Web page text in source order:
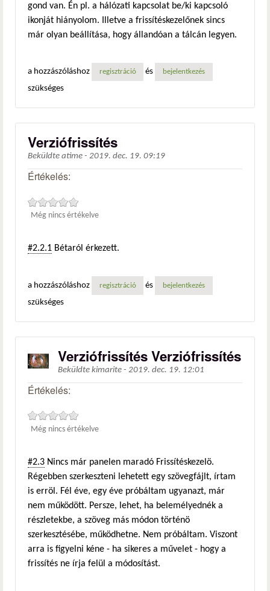
gond van. Én pl. a hálózati kapcsolat be/ki kapcsoló
ikonját hiányolom. Illetve a frissítéskezelőnek sincs
már olyan beállítása, hogy állandóan a tálcán legyen.
a hozzászóláshoz regisztráció és bejelentkezés
szükséges
Verziófrissítés
Beküldte atime - 2019. dec. 19. 09:19
Értékelés:
Még nincs értékelve
#2.2.1 Bétaról érkezett.
a hozzászóláshoz regisztráció és bejelentkezés
szükséges
Verziófrissítés Verziófrissítés
Beküldte kimarite - 2019. dec. 19. 12:01
Értékelés:
Még nincs értékelve
#2.3 Nincs már panelen maradó Frissítéskezelö.
Régebben szerkeszteni lehetett egy szövegfájlt, írtam
is erröl. Fél éve, egy éve próbáltam ugyanazt, már
nem működött. Persze, lehet, ha belemélyednék a
részletekbe, a szöveg más módon történö
szerkesztésébe, működhetne. Nem próbáltam. Viszont
arra is figyelni kéne - ha sikeres a művelet - hogy a
frissítés ne írja felül a módosítást.